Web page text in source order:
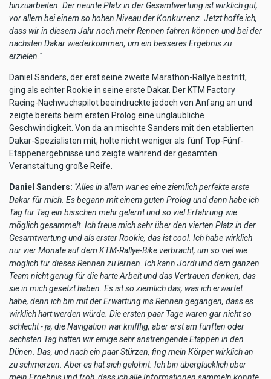
hinzuarbeiten. Der neunte Platz in der Gesamtwertung ist wirklich gut,
vor allem bei einem so hohen Niveau der Konkurrenz. Jetzt hoffe ich,
dass wir in diesem Jahr noch mehr Rennen fahren können und bei der
nächsten Dakar wiederkommen, um ein besseres Ergebnis zu
erzielen."
Daniel Sanders, der erst seine zweite Marathon-Rallye bestritt,
ging als echter Rookie in seine erste Dakar. Der KTM Factory
Racing-Nachwuchspilot beeindruckte jedoch von Anfang an und
zeigte bereits beim ersten Prolog eine unglaubliche
Geschwindigkeit. Von da an mischte Sanders mit den etablierten
Dakar-Spezialisten mit, holte nicht weniger als fünf Top-Fünf-
Etappenergebnisse und zeigte während der gesamten
Veranstaltung große Reife.
Daniel Sanders: "Alles in allem war es eine ziemlich perfekte erste
Dakar für mich. Es begann mit einem guten Prolog und dann habe ich
Tag für Tag ein bisschen mehr gelernt und so viel Erfahrung wie
möglich gesammelt. Ich freue mich sehr über den vierten Platz in der
Gesamtwertung und als erster Rookie, das ist cool. Ich habe wirklich
nur vier Monate auf dem KTM-Rallye-Bike verbracht, um so viel wie
möglich für dieses Rennen zu lernen. Ich kann Jordi und dem ganzen
Team nicht genug für die harte Arbeit und das Vertrauen danken, das
sie in mich gesetzt haben. Es ist so ziemlich das, was ich erwartet
habe, denn ich bin mit der Erwartung ins Rennen gegangen, dass es
wirklich hart werden würde. Die ersten paar Tage waren gar nicht so
schlecht - ja, die Navigation war knifflig, aber erst am fünften oder
sechsten Tag hatten wir einige sehr anstrengende Etappen in den
Dünen. Das, und nach ein paar Stürzen, fing mein Körper wirklich an
zu schmerzen. Aber es hat sich gelohnt. Ich bin überglücklich über